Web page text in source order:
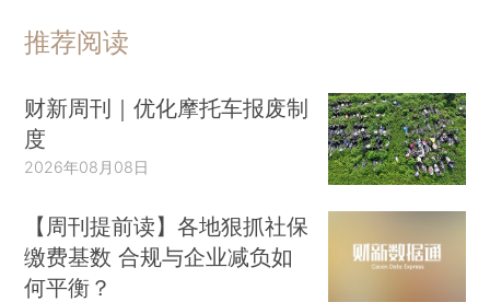
推荐阅读
财新周刊｜优化摩托车报废制
度
2026年08月08日
【周刊提前读】各地狠抓社保
缴费基数 合规与企业减负如
何平衡？